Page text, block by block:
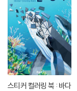
스티커 컬러링 북 : 바다